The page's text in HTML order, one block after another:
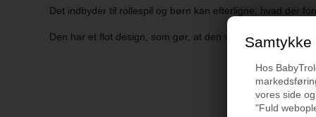
Hos
vores side
"Fuld
Det indbyder til rollespil og børn kan efterligne, hvad der
Den har et flot design, som gør, at den vil pynte fint på